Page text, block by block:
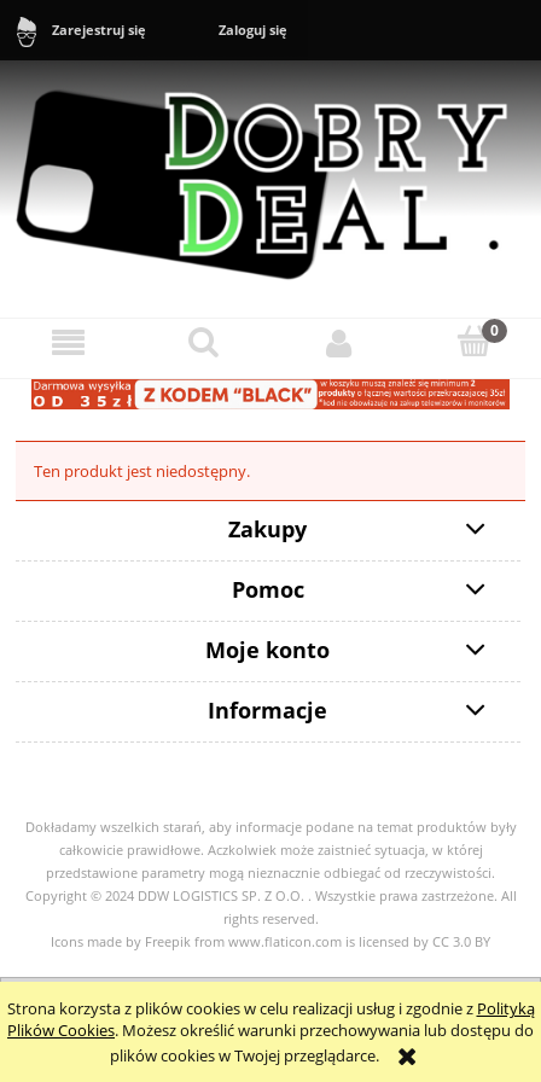
Strona korzysta z plików cookies w celu realizacji usług i zgodnie z Polityką
Plików Cookies. Możesz określić warunki przechowywania lub dostępu do
plików cookies w Twojej przeglądarce.
Zarejestruj się Zaloguj się
Sklep: +48 888 43 16 16 (10-20) Zgłoszenia reklamacyjne i zwroty:
+48 888 43 17 17 (11-17)
Ten produkt jest niedostępny.
Zakupy
Pomoc
Moje konto
Informacje
Dokładamy wszelkich starań, aby informacje podane na temat produktów były
całkowicie prawidłowe. Aczkolwiek może zaistnieć sytuacja, w której
przedstawione parametry mogą nieznacznie odbiegać od rzeczywistości.
Copyright © 2024 DDW LOGISTICS SP. Z O.O. . Wszystkie prawa zastrzeżone. All
rights reserved.
Icons made by Freepik from www.flaticon.com is licensed by CC 3.0 BY
pokaż pełną wersję strony
Sklep internetowy Shoper.pl